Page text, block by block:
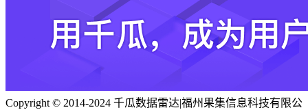
Copyright © 2014-2024 千瓜数据雷达|福州果集信息科技有限公